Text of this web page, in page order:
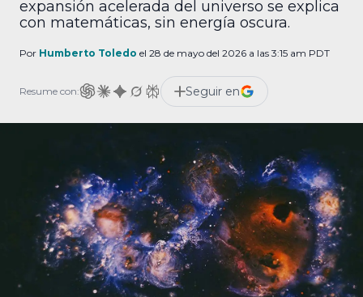
expansión acelerada del universo se explica
con matemáticas, sin energía oscura.
Por Humberto Toledo el 28 de mayo del 2026 a las 3:15 am PDT
Resume con: Seguir en